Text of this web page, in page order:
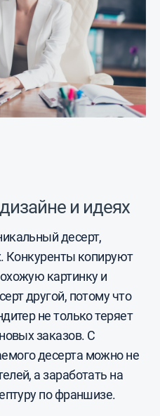
и идеях
десерт,
Конкуренты копируют
картинку и
другой, потому что
не только теряет
заказов. С
десерта можно не
а заработать на
по франшизе.